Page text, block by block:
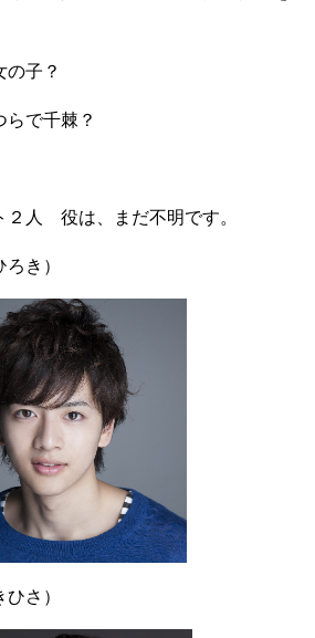
の子？
らで千棘？
２人 役は、まだ不明です。
き）
さ）